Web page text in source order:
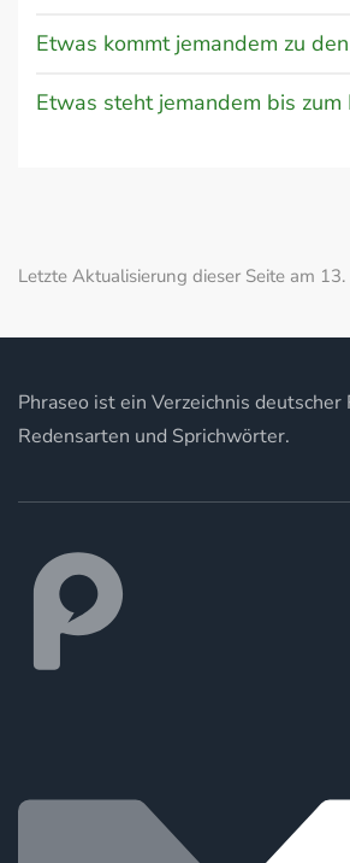
Etwas kommt jemandem zu
Etwas steht jemandem bis zum
Letzte Aktualisierung dieser Seite am
Phraseo ist ein Verzeichnis deutscher
Redensarten und Sprichwörter.